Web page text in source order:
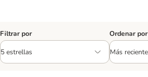
Filtrar por Ordenar por